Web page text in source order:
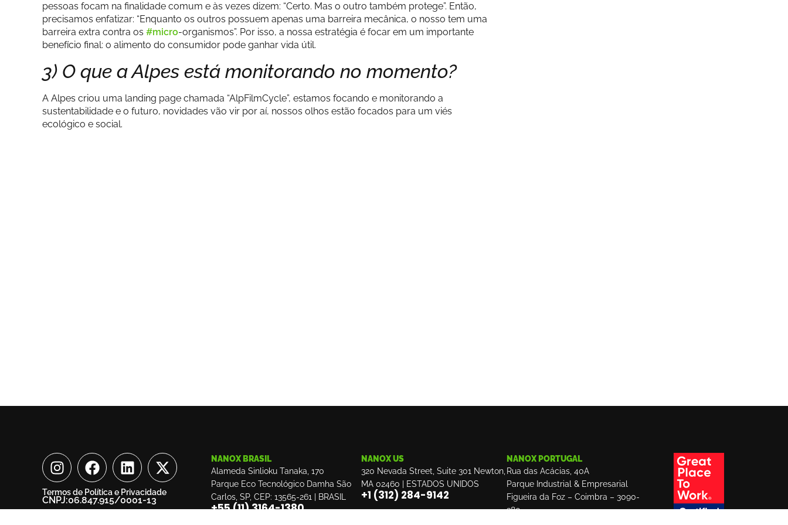
pessoas focam na finalidade comum e às vezes dizem: “Certo. Mas o outro também protege”. Então,
precisamos enfatizar: “Enquanto os outros possuem apenas uma barreira mecânica, o nosso tem uma
barreira extra contra os #micro-organismos”. Por isso, a nossa estratégia é focar em um importante
benefício final: o alimento do consumidor pode ganhar vida útil.
3) O que a Alpes está monitorando no momento?
A Alpes criou uma landing page chamada “AlpFilmCycle”, estamos focando e monitorando a
sustentabilidade e o futuro, novidades vão vir por aí, nossos olhos estão focados para um viés
ecológico e social.
Termos de Política e Privacidade
CNPJ:06.847.915/0001-13
NANOX BRASIL
Alameda Sinlioku Tanaka, 170
Parque Eco Tecnológico Damha São
Carlos, SP, CEP: 13565-261 | BRASIL
+55 (11) 3164-1380
NANOX US
320 Nevada Street, Suite 301 Newton,
MA 02460 | ESTADOS UNIDOS
‎+1 (312) 284-9142
NANOX PORTUGAL
Rua das Acácias, 40A
Parque Industrial & Empresarial
Figueira da Foz – Coimbra – 3090-
380